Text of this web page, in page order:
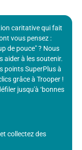
caritative qui fait
vous pensez :
de pouce" ? Nous
aider à les soutenir.
points SuperPlus à
grâce à Trooper !
jusqu'à ‘bonnes
collectez des